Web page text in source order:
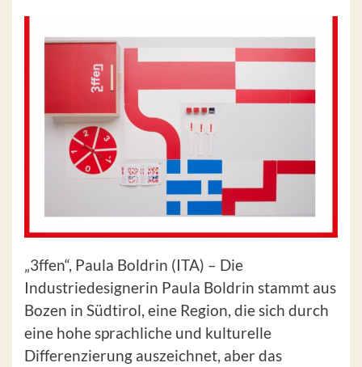
„3ffen“, Paula Boldrin (ITA) – Die
Industriedesignerin Paula Boldrin stammt aus
Bozen in Südtirol, eine Region, die sich durch
eine hohe sprachliche und kulturelle
Differenzierung auszeichnet, aber das